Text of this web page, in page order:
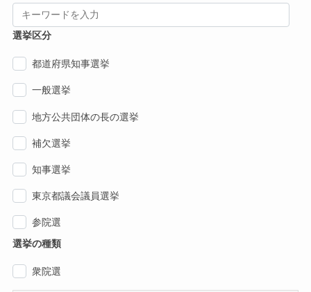
選挙区分
都道府県知事選挙
一般選挙
地方公共団体の長の選挙
補欠選挙
知事選挙
東京都議会議員選挙
参院選
選挙の種類
衆院選